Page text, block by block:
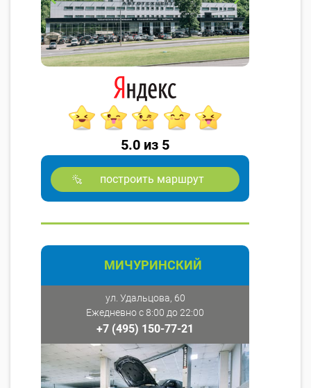
5.0 из 5
построить маршрут
МИЧУРИНСКИЙ
ул. Удальцова, 60
Ежедневно с 8:00 до 22:00
+7 (495) 150-77-21